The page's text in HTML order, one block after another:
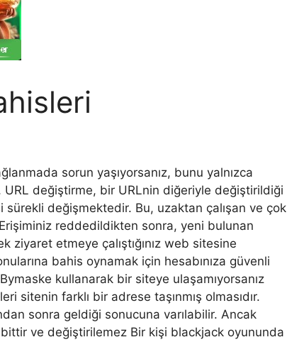
sorun yaşıyorsanız, bunu yalnızca
değiştirme, bir URLnin diğeriyle değiştirildiği
değişmektedir. Bu, uzaktan çalışan ve çok
reddedildikten sonra, yeni bulunan
ziyaret etmeye çalıştığınız web sitesine
bahis oynamak için hesabınıza güvenli
kullanarak bir siteye ulaşamıyorsanız
sitenin farklı bir adrese taşınmış olmasıdır.
sonra geldiği sonucuna varılabilir. Ancak
ve değiştirilemez Bir kişi blackjack oyununda